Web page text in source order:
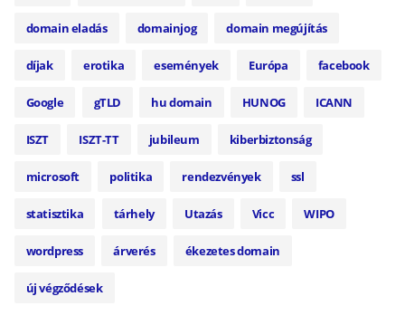
domain eladás domainjog domain megújítás
díjak erotika események Európa facebook
Google gTLD hu domain HUNOG ICANN
ISZT ISZT-TT jubileum kiberbiztonság
microsoft politika rendezvények ssl
statisztika tárhely Utazás Vicc WIPO
wordpress árverés ékezetes domain
új végződések